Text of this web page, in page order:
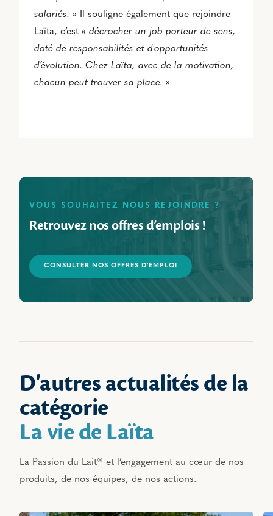
salariés. » Il souligne également que rejoindre
Laïta, c’est « décrocher un job porteur de sens,
doté de responsabilités et d'opportunités
d’évolution. Chez Laïta, avec de la motivation,
chacun peut trouver sa place. »
VOUS SOUHAITEZ NOUS REJOINDRE ?
Retrouvez nos offres d’emplois !
CONSULTER NOS OFFRES D'EMPLOI
D'autres actualités de la
catégorie
La vie de Laïta
La Passion du Lait® et l’engagement au cœur de nos
produits, de nos équipes, de nos actions.